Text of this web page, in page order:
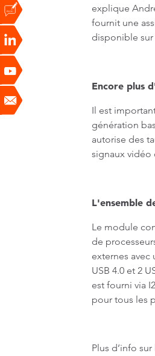
explique
fournit une
disponible sur
Encore plus
Il est
génération
autorise des
signaux vidéo
L'ensemble
Le module
de
externes
USB 4.0 et 2
est fourni via
pour tous les
Plus d’info